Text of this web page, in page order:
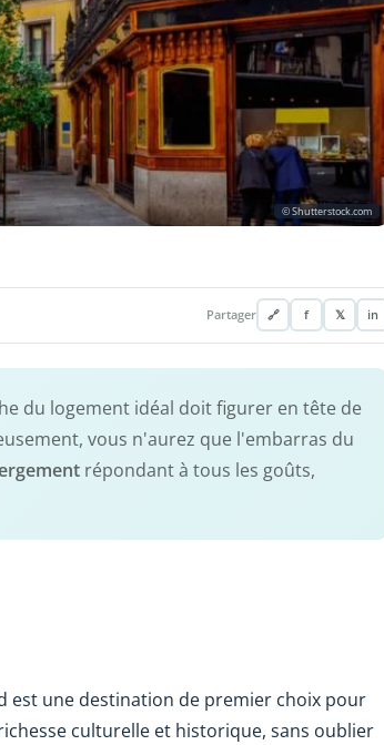
© Shutterstock.com
Partager 🔗 f 𝕏 in
du logement idéal doit figurer en tête de
vous n'aurez que l'embarras du
répondant à tous les goûts,
est une destination de premier choix pour
culturelle et historique, sans oublier